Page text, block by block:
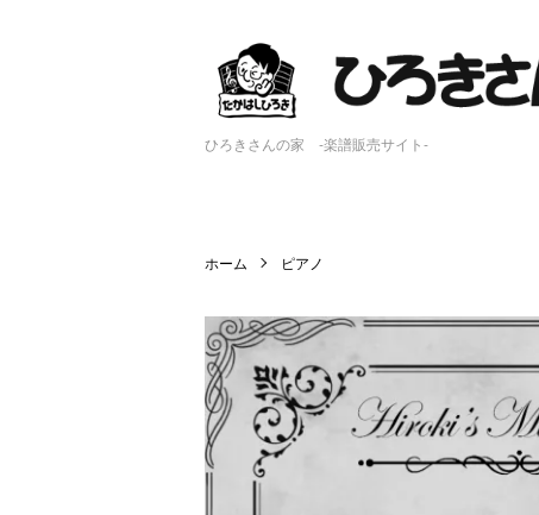
ひろきさんの家 -楽譜販売サイト-
ホーム ピアノ